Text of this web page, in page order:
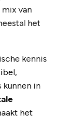
van
het
kennis
in
het